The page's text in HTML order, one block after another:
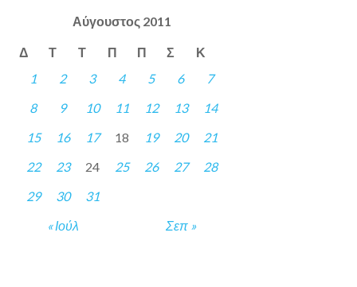
Αύγουστος 2011
Δ Τ Τ Π Π Σ Κ
« Ιούλ Σεπ »
1 2 3 4 5 6
7
8
9 10 11 12 13
14
15
16 17 18 19 20
21
22
23 24 25 26 27
28
29
30 31